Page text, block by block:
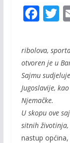
F
e
b
o
o
k
T
ribolova,
otvoren je u
Sajmu
Jugoslavije,
Njemačke.
U skopu ove
sitnih životinja,
nastup opć